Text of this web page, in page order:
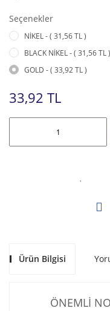
Seçenekler
NİKEL - ( 31,56 TL )
BLACK NİKEL - ( 31,56 TL )
GOLD - ( 33,92 TL )
33,92 TL
Ürün Bilgisi
ÖNEMLİ